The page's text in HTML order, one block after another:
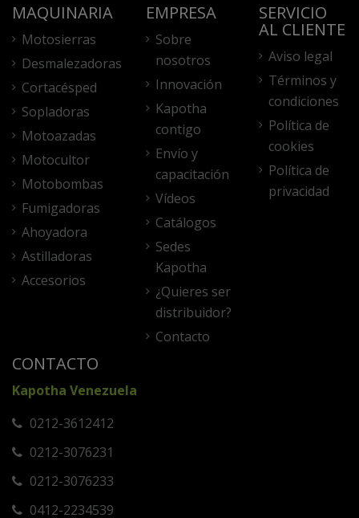
MAQUINARIA
Motosierras
Desmalezadoras
Cortacésped
Sopladoras
Motoazadas
Motocultor
Motobombas
Fumigadoras
Ahoyadora
Astilladoras
Accesorios
EMPRESA
Sobre
nosotros
Innovación
Kapotha
contigo
Envío y
capacitación
Vídeos
Catálogos
Sedes
Kapotha
¿Quieres ser
distribuidor?
Contacto
SERVICIO
AL CLIENTE
Aviso legal
Términos y
condiciones
Política de
cookies
Política de
privacidad
CONTACTO
Kapotha Venezuela
0212-3612412
0212-3076231
0212-3076233
0412-2234539